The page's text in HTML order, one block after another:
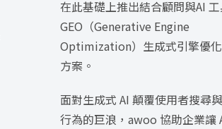
在此基礎上推出結合顧問與AI
GEO（Generative Engine
Optimization）生成式引擎優
方案。
面對生成式 AI 顛覆使用者搜尋
行為的巨浪，awoo 協助企業讓